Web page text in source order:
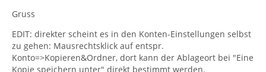
Gruss
EDIT: direkter scheint es in den Konten-Einstellungen selbst
zu gehen: Mausrechtsklick auf entspr.
Konto=>Kopieren&Ordner, dort kann der Ablageort bei "Eine
Kopie speichern unter" direkt bestimmt werden.